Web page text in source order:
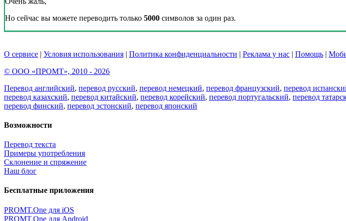
Но сейчас вы можете переводить только 5000 символов за один раз.
О сервисе | Условия использования | Политика конфиденциальности | Реклама у нас | Помощь |
© ООО «ПРОМТ», 2010 - 2026
Перевод английский, перевод русский, перевод немецкий, перевод французский, перевод
перевод казахский, перевод китайский, перевод корейский, перевод португальский, перевод
перевод финский, перевод эстонский, перевод японский
Возможности
Перевод текста
Примеры употребления
Склонение и спряжение
Наш блог
Бесплатные приложения
PROMT.One для iOS
PROMT.One для Android